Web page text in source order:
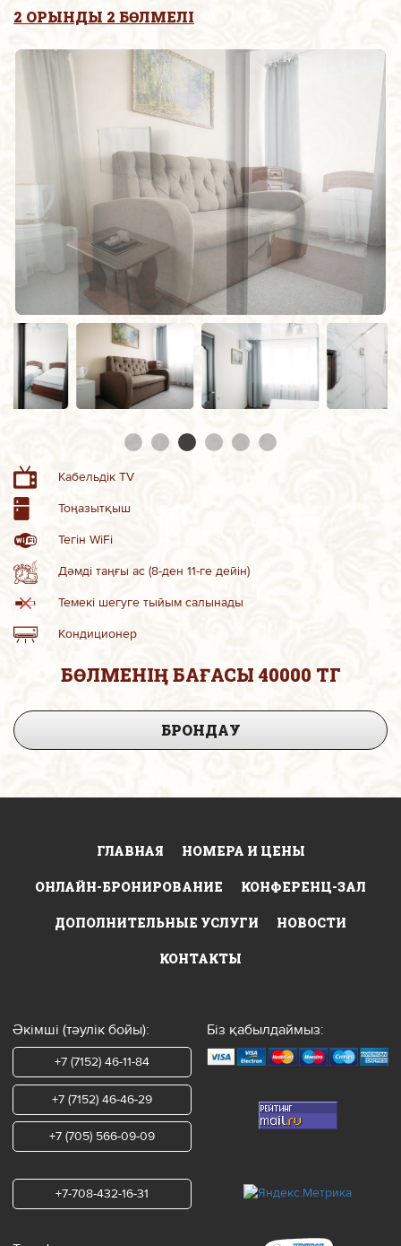
2 ОРЫНДЫ 2 БӨЛМЕЛІ
Кабельдік TV
Тоңазытқыш
Тегін WiFi
Дәмді таңғы ас (8-ден 11-ге дейін)
Темекі шегуге тыйым салынады
Кондиционер
БӨЛМЕНІҢ БАҒАСЫ 40000 ТГ
БРОНДАУ
ГЛАВНАЯ НОМЕРА И ЦЕНЫ
ОНЛАЙН-БРОНИРОВАНИЕ КОНФЕРЕНЦ-ЗАЛ
ДОПОЛНИТЕЛЬНЫЕ УСЛУГИ НОВОСТИ
КОНТАКТЫ
Әкімші (тәулік бойы):
+7 (7152) 46-11-84
+7 (7152) 46-46-29
+7 (705) 566-09-09
+7-708-432-16-31
Біз қабылдаймыз: